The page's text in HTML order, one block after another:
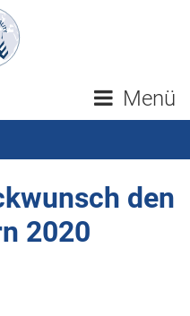
Menü
den
2020